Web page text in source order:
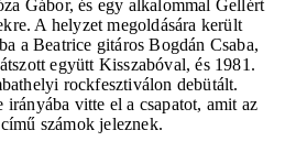
Gábor, és egy alkalommal Gellért
A helyzet megoldására került
a Beatrice gitáros Bogdán Csaba,
együtt Kisszabóval, és 1981.
rockfesztiválon debütált.
irányába vitte el a csapatot, amit az
számok jeleznek.